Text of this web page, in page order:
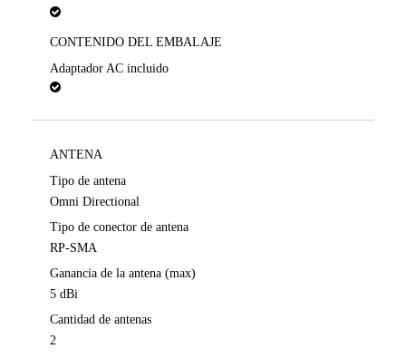
CONTENIDO DEL EMBALAJE
Adaptador AC incluido
ANTENA
Tipo de antena
Omni Directional
Tipo de conector de antena
RP-SMA
Ganancia de la antena (max)
5 dBi
Cantidad de antenas
2